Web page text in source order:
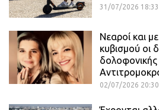
31/07/2026 18:33
Νεαροί και
κυβισμού οι
δολοφονικής
02/07/2026 20:30